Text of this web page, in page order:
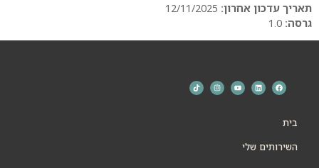
תאריך עדכון אחרון:
גרסה:
בית
השירותים שלי